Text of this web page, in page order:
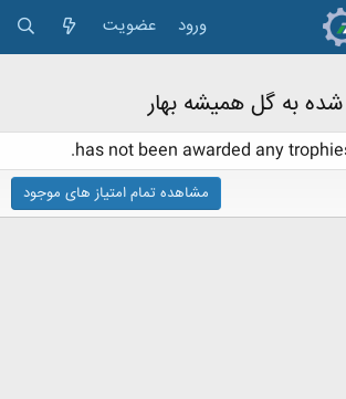
ورود عضویت
به گل هميشه بهار
مشاهده تمام امتیاز های موجود